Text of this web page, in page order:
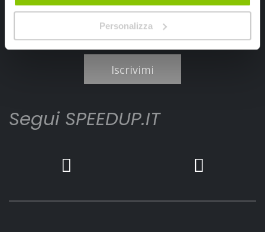
Personalizza
Iscrivimi
Segui SPEEDUP.IT